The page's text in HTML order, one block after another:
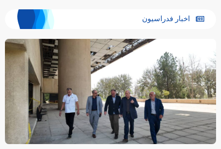
اخبار فدراسیون